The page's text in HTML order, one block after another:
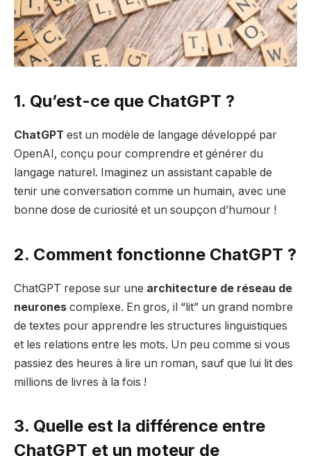
1. Qu’est-ce que ChatGPT ?
ChatGPT est un modèle de langage développé par
OpenAI, conçu pour comprendre et générer du
langage naturel. Imaginez un assistant capable de
tenir une conversation comme un humain, avec une
bonne dose de curiosité et un soupçon d’humour !
2. Comment fonctionne ChatGPT ?
ChatGPT repose sur une architecture de réseau de
neurones complexe. En gros, il “lit” un grand nombre
de textes pour apprendre les structures linguistiques
et les relations entre les mots. Un peu comme si vous
passiez des heures à lire un roman, sauf que lui lit des
millions de livres à la fois !
3. Quelle est la différence entre
ChatGPT et un moteur de